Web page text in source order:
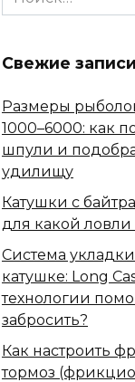
for:
Свежие записи
Размеры
1000–6000: как
шпули и
удилищу
Катушки с
для какой
Система
катушке: Long
технологии
забросить?
Как настроить
тормоз